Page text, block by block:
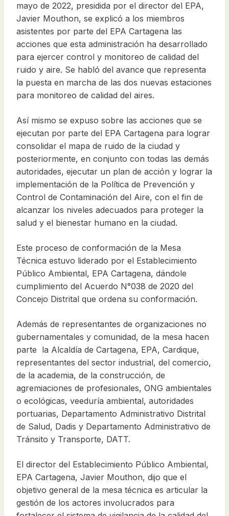
mayo de 2022, presidida por el director del EPA,
Javier Mouthon, se explicó a los miembros
asistentes por parte del EPA Cartagena las
acciones que esta administración ha desarrollado
para ejercer control y monitoreo de calidad del
ruido y aire. Se habló del avance que representa
la puesta en marcha de las dos nuevas estaciones
para monitoreo de calidad del aires.
Así mismo se expuso sobre las acciones que se
ejecutan por parte del EPA Cartagena para lograr
consolidar el mapa de ruido de la ciudad y
posteriormente, en conjunto con todas las demás
autoridades, ejecutar un plan de acción y lograr la
implementación de la Política de Prevención y
Control de Contaminación del Aire, con el fin de
alcanzar los niveles adecuados para proteger la
salud y el bienestar humano en la ciudad.
Este proceso de conformación de la Mesa
Técnica estuvo liderado por el Establecimiento
Público Ambiental, EPA Cartagena, dándole
cumplimiento del Acuerdo N°038 de 2020 del
Concejo Distrital que ordena su conformación.
Además de representantes de organizaciones no
gubernamentales y comunidad, de la mesa hacen
parte la Alcaldía de Cartagena, EPA, Cardique,
representantes del sector industrial, del comercio,
de la academia, de la construcción, de
agremiaciones de profesionales, ONG ambientales
o ecológicas, veeduría ambiental, autoridades
portuarias, Departamento Administrativo Distrital
de Salud, Dadis y Departamento Administrativo de
Tránsito y Transporte, DATT.
El director del Establecimiento Público Ambiental,
EPA Cartagena, Javier Mouthon, dijo que el
objetivo general de la mesa técnica es articular la
gestión de los actores involucrados para